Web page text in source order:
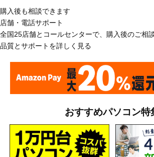
購入後も相談できます
店舗・電話サポート
全国25店舗とコールセンターで、購入後のご相
品質とサポートを詳しく見る
おすすめパソコン特